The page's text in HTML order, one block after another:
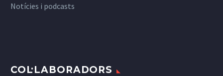
Notícies i podcasts
COL·LABORADORS